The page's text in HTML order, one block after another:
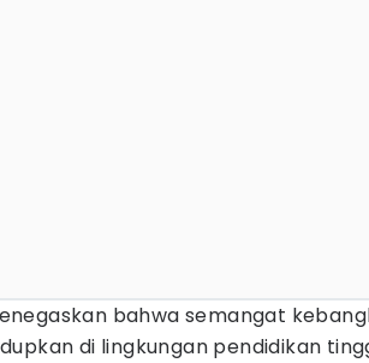
bahwa semangat
di lingkungan pendidikan